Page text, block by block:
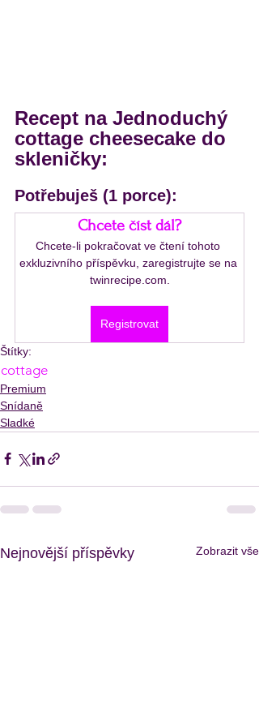
Recept na Jednoduchý
cottage cheesecake do
skleničky:
Potřebuješ (1 porce):
Chcete číst dál?
Chcete-li pokračovat ve čtení tohoto
exkluzivního příspěvku, zaregistrujte se na
twinrecipe.com.
Registrovat
Štítky:
cottage
Premium
Snídaně
Sladké
Nejnovější příspěvky Zobrazit vše